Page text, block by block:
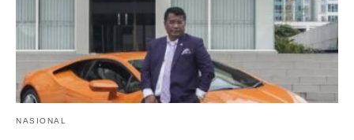
NASIONAL